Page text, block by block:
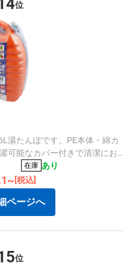
位
湯たんぽです。PE本体・綿カ
可能なカバー付きで清潔にお
在庫 あり
[税込]
ページへ
位